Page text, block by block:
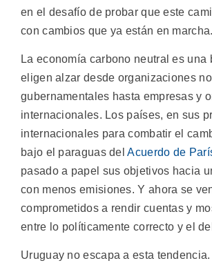
en el desafío de probar que este
con cambios que ya están en marcha.
La economía carbono neutral es una
eligen alzar desde organizaciones no
gubernamentales hasta empresas y
internacionales. Los países, en sus
internacionales para combatir el
bajo el paraguas delAcuerdo de
pasado a papel sus objetivos hacia
con menos emisiones. Y ahora se
comprometidos a rendir cuentas y
entre lo políticamente correcto y el
Uruguay no escapa a esta